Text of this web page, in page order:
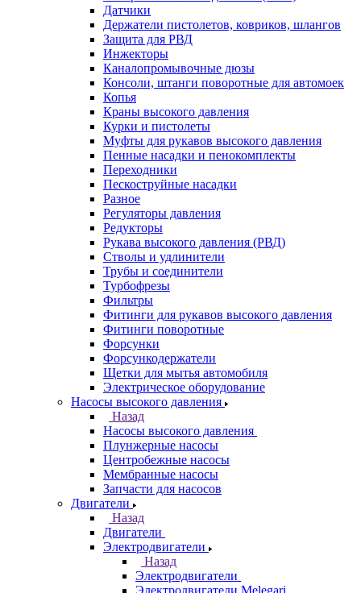
Датчики
Держатели пистолетов, ковриков, шлангов
Защита для РВД
Инжекторы
Каналопромывочные дюзы
Консоли, штанги поворотные для автомоек
Копья
Краны высокого давления
Курки и пистолеты
Муфты для рукавов высокого давления
Пенные насадки и пенокомплекты
Переходники
Пескоструйные насадки
Разное
Регуляторы давления
Редукторы
Рукава высокого давления (РВД)
Стволы и удлинители
Трубы и соединители
Турбофрезы
Фильтры
Фитинги для рукавов высокого давления
Фитинги поворотные
Форсунки
Форсункодержатели
Щетки для мытья автомобиля
Электрическое оборудование
Насосы высокого давления
Назад
Насосы высокого давления
Плунжерные насосы
Центробежные насосы
Мембранные насосы
Запчасти для насосов
Двигатели
Назад
Двигатели
Электродвигатели
Назад
Электродвигатели
Электродвигатели Melegari